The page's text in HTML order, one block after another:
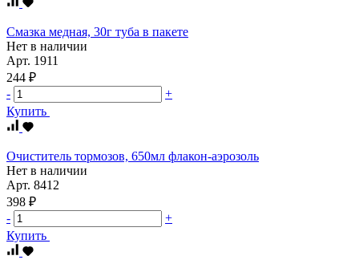
Смазка медная, 30г туба в пакете
Нет в наличии
Арт. 1911
244 ₽
-
+
Купить
Очиститель тормозов, 650мл флакон-аэрозоль
Нет в наличии
Арт. 8412
398 ₽
-
+
Купить